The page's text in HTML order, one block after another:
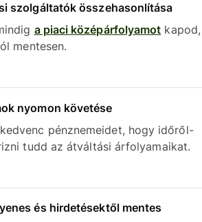
szolgáltatók összehasonlítása
a piaci középárfolyamot kapod,
mentesen.
nyomon követése
pénznemeidet, hogy időről-
tudd az átváltási árfolyamaikat.
és hirdetésektől mentes